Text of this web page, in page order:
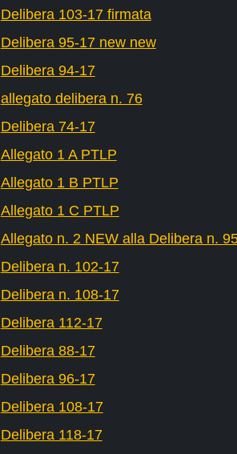
Delibera 103-17 firmata
Delibera 95-17 new new
Delibera 94-17
allegato delibera n. 76
Delibera 74-17
Allegato 1 A PTLP
Allegato 1 B PTLP
Allegato 1 C PTLP
Allegato n. 2 NEW alla Delibera n.
Delibera n. 102-17
Delibera n. 108-17
Delibera 112-17
Delibera 88-17
Delibera 96-17
Delibera 108-17
Delibera 118-17